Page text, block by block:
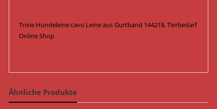
Trixie Hundeleine cavo Leine aus Gurtband 144218, Tierbedarf
Online Shop
Ähnliche Produkte